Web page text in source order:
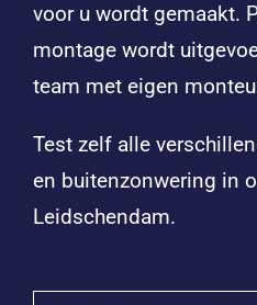
voor u wordt gemaakt.
montage wordt
team met eigen
Test zelf alle
en buitenzonwering in
Leidschendam.